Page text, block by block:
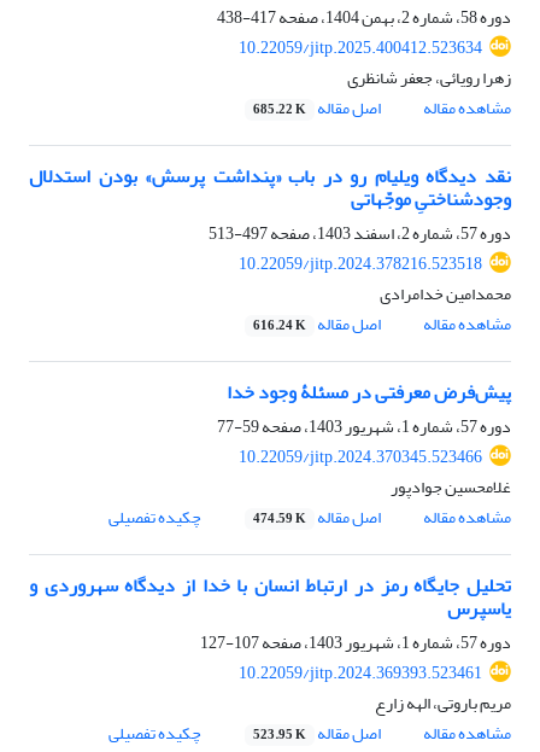
دوره 58، شماره 2، بهمن 1404، صفحه
417-438
10.22059/jitp.2025.400412.523634
زهرا رویائی، جعفر شانظری
مشاهده مقاله
اصل مقاله 685.22 K
نقد دیدگاه ویلیام رو در باب «پنداشت پرسش» بودن استدلال
وجودشناختیِ موجّهاتی‏
دوره 57، شماره 2، اسفند 1403، صفحه
497-513
10.22059/jitp.2024.378216.523518
محمدامین خدامرادی
مشاهده مقاله
اصل مقاله 616.24 K
پیش‌فرض معرفتی در مسئلۀ وجود خدا
دوره 57، شماره 1، شهریور 1403، صفحه
59-77
10.22059/jitp.2024.370345.523466
غلامحسین جوادپور
مشاهده مقاله
اصل مقاله 474.59 K چکیده تفصیلی
تحلیل جایگاه رمز در ارتباط انسان با خدا از دیدگاه سهروردی و
یاسپرس‏
دوره 57، شماره 1، شهریور 1403، صفحه
107-127
10.22059/jitp.2024.369393.523461
مریم باروتی، الهه زارع
مشاهده مقاله
اصل مقاله 523.95 K چکیده تفصیلی